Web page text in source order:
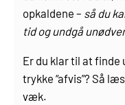
opkaldene – så du
tid og undgå
Er du klar til at finde
trykke “afvis”? Så
væk.